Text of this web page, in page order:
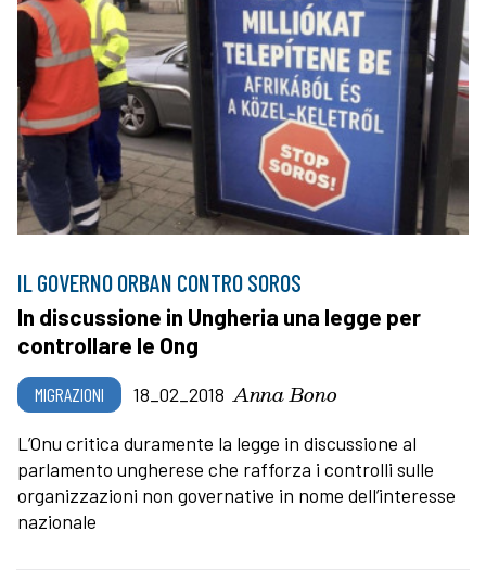
IL GOVERNO ORBAN CONTRO SOROS
In discussione in Ungheria una legge per
controllare le Ong
MIGRAZIONI 18_02_2018 Anna Bono
L’Onu critica duramente la legge in discussione al
parlamento ungherese che rafforza i controlli sulle
organizzazioni non governative in nome dell’interesse
nazionale